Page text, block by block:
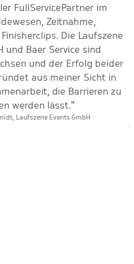
FullServicePartner im
Zeitnahme,
Die Laufszene
und Baer Service sind
und der Erfolg beider
aus meiner Sicht in
die Barrieren zu
werden lässt."
Laufszene Events GmbH